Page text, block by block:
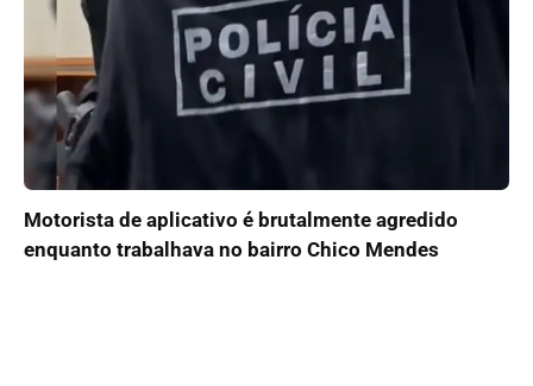
Motorista de aplicativo é brutalmente agredido
enquanto trabalhava no bairro Chico Mendes